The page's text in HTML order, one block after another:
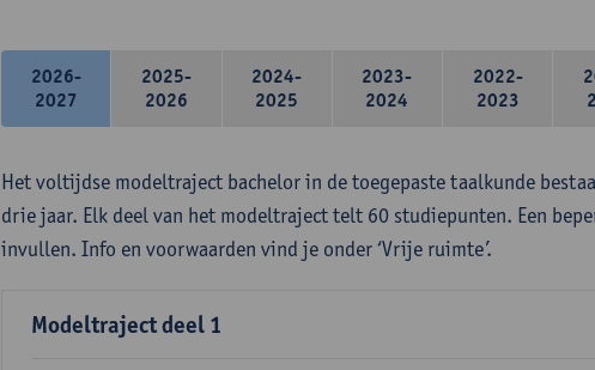
2026-
2027
2025-
2026
2024-
2025
2023-
2024
2022-
2023
Het voltijdse modeltraject bachelor in de toegepaste taalkunde
drie jaar. Elk deel van het modeltraject telt 60 studiepunten. Een
invullen. Info en voorwaarden vind je onder ‘Vrije ruimte’.
Modeltraject deel 1